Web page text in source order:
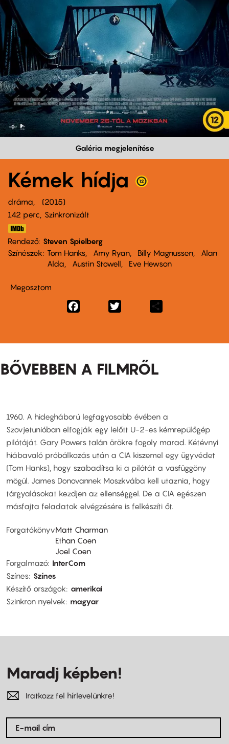
Galéria megjelenítése
Kémek hídja
dráma
2015
142 perc,
Szinkronizált
Rendező Steven Spielberg
Színészek
Tom Hanks Amy Ryan Billy Magnussen
Alan
Alda
Austin Stowell Eve Hewson
Megosztom
Facebook
BŐVEBBEN A FILMRŐL
1960. A hidegháború legfagyosabb évében a
Szovjetunióban elfogják egy lelőtt U-2-es kémrepülőgép
pilótáját. Gary Powers talán örökre fogoly marad. Kétévnyi
hiábavaló próbálkozás után a CIA kiszemel egy ügyvédet
(Tom Hanks), hogy szabadítsa ki a pilótát a vasfüggöny
mögül. James Donovannek Moszkvába kell utaznia, hogy
tárgyalásokat kezdjen az ellenséggel. De a CIA egészen
másfajta feladatok elvégzésére is felkészíti őt.
ForgatókönyvMatt Charman
Ethan Coen
Joel Coen
Forgalmazó InterCom
Színes Színes
Készítő országok
amerikai
Szinkron nyelvek
magyar
Maradj képben!
Iratkozz fel hírlevelünkre!